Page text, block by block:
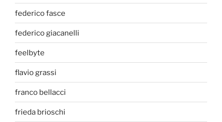
federico fasce
federico giacanelli
feelbyte
flavio grassi
franco bellacci
frieda brioschi